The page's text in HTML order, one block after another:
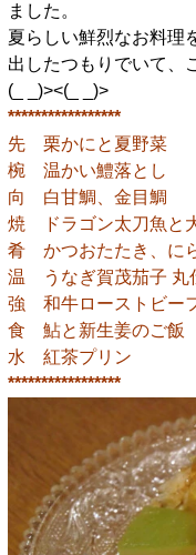
ました。
夏らしい鮮烈なお料理
出したつもりでいて、
(_ _)><(_ _)>
*****************
先 栗かにと夏野菜
椀 温かい鱧落とし
向 白甘鯛、金目鯛
焼 ドラゴン太刀魚と
肴 かつおたたき、に
温 うなぎ賀茂茄子 丸
強 和牛ローストビー
食 鮎と新生姜のご飯
水 紅茶プリン
*****************